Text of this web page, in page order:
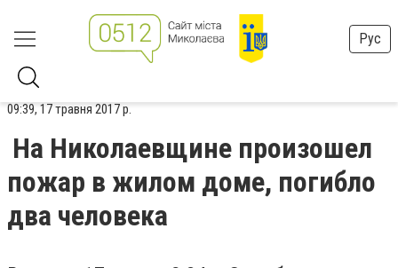
Рус
09:39, 17 травня 2017 р.
На Николаевщине произошел
пожар в жилом доме, погибло
два человека